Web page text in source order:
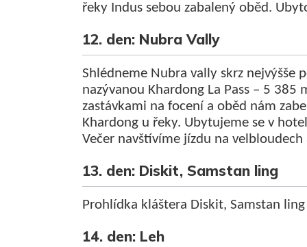
řeky Indus sebou zabalený oběd.
12. den: Nubra Vally
Shlédneme Nubra vally skrz nejvýšše
nazývanou Khardong La Pass – 5 385
zastávkami na focení a oběd nám
Khardong u řeky. Ubytujeme se v
Večer navštívíme jízdu na
13. den: Diskit, Samstan ling
Prohlídka kláštera Diskit, Samstan
14. den: Leh